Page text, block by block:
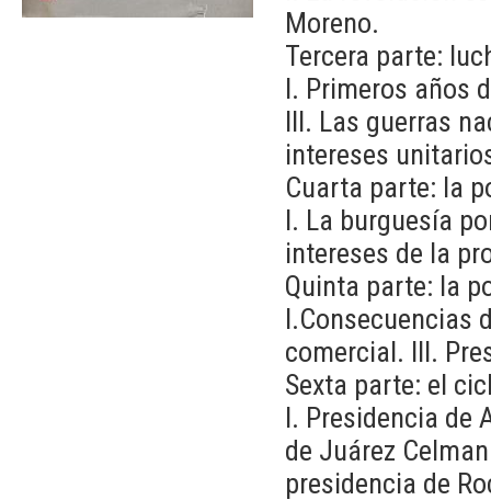
Moreno.
Tercera parte:
I. Primeros años
III. Las guerras
intereses
Cuarta parte: la
I. La burguesía
intereses de la
Quinta parte: la
I.Consecuencias
comercial. III.
Sexta parte: el
I. Presidencia de
de Juárez
presidencia de